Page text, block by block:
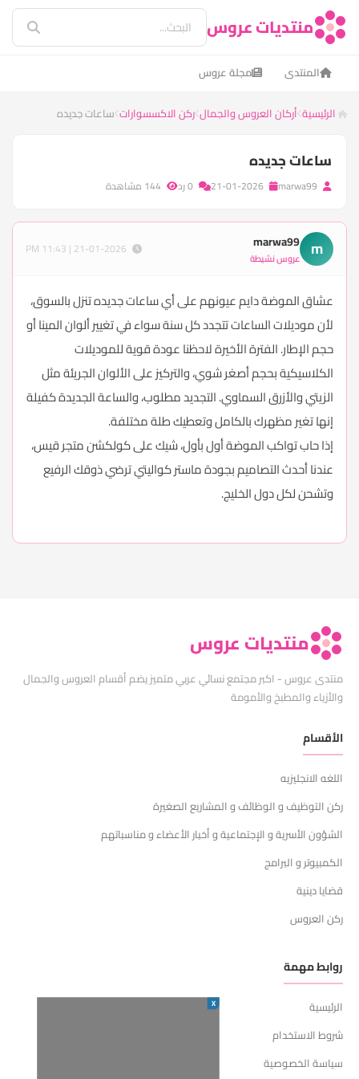
منتديات عروس
المنتدى مجلة عروس
الرئيسية أركان العروس والجمال ركن الاكسسوارات ساعات جديده
ساعات جديده
m
marwa99
عروس نشيطة
عشاق الموضة دايم عيونهم على أي ساعات جديده تنزل بالسوق،
لأن موديلات الساعات تتجدد كل سنة سواء في تغيير ألوان المينا أو
حجم الإطار. الفترة الأخيرة لاحظنا عودة قوية للموديلات
الكلاسيكية بحجم أصغر شوي، والتركيز على الألوان الجريئة مثل
الزيتي والأزرق السماوي. التجديد مطلوب، والساعة الجديدة كفيلة
إنها تغير مظهرك بالكامل وتعطيك طلة مختلفة.
إذا حاب تواكب الموضة أول بأول، شيك على كولكشن متجر قيس،
عندنا أحدث التصاميم بجودة ماستر كواليتي ترضي ذوقك الرفيع
وتشحن لكل دول الخليج.
منتديات عروس
منتدى عروس - اكبر مجتمع نسائي عربي متميز يضم أقسام العروس والجمال
والأزياء والمطبخ والأمومة
الأقسام
اللغه الانجليزيه
ركن التوظيف و الوظائف و المشاريع الصغيرة
الشؤون الأسرية و الإجتماعية و أخبار الأعضاء و مناسباتهم
الكمبيوتر و البرامج
قضايا دينية
ركن العروس
روابط مهمة
الرئيسية
شروط الاستخدام
سياسة الخصوصية
X